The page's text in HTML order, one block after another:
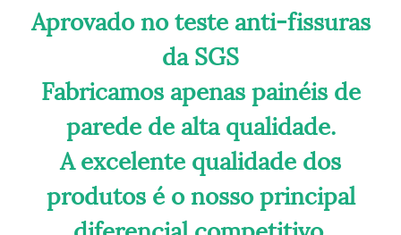
Aprovado no teste anti-fissuras
da SGS
Fabricamos apenas painéis de
parede de alta qualidade.
A excelente qualidade dos
produtos é o nosso principal